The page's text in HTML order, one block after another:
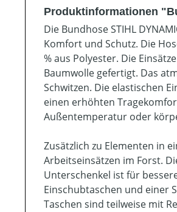
Produktinformationen
Die Bundhose STIHL
Komfort und Schutz. Die
% aus Polyester. Die
Baumwolle gefertigt. Das
Schwitzen. Die elastischen
einen erhöhten
Außentemperatur oder
Zusätzlich zu Elementen in
Arbeitseinsätzen im Forst.
Unterschenkel ist für
Einschubtaschen und einer
Taschen sind teilweise mit